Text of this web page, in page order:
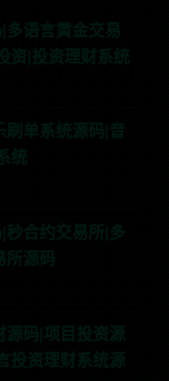
多语言黄金交易
资|投资理财系统
刷单系统源码|音
统
秒合约交易所|多
所源码
源码|项目投资源
投资理财系统源